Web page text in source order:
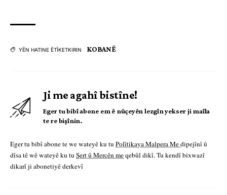
YÊN HATINE ÊTÎKETKIRIN KOBANÊ
Ji me agahî bistîne!
Eger tu bibî abone em ê nûçeyên lezgîn yekser ji maîla
te re bişînin.
Eger tu bibî abone te we wateyê ku tu Polîtikaya Malpera Medipejînî û
dîsa tê wê wateyê ku tu Şert û Mercên meqebûl dikî. Tu kendî bixwazî
dikarî ji abonetiyê derkevî